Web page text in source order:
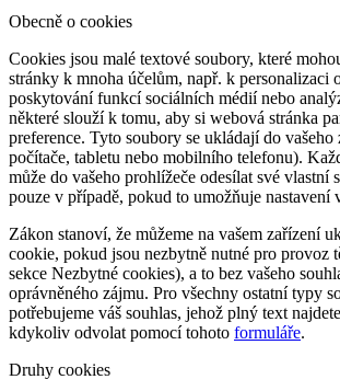
Obecně o cookies
Cookies jsou malé textové soubory, které
stránky k mnoha účelům, např. k personalizaci
poskytování funkcí sociálních médií nebo
některé slouží k tomu, aby si webová stránka
preference. Tyto soubory se ukládají do vašeho
počítače, tabletu nebo mobilního telefonu).
může do vašeho prohlížeče odesílat své vlastní
pouze v případě, pokud to umožňuje nastavení
Zákon stanoví, že můžeme na vašem zařízení
cookie, pokud jsou nezbytně nutné pro provoz
sekce Nezbytné cookies), a to bez vašeho
oprávněného zájmu. Pro všechny ostatní typy
potřebujeme váš souhlas, jehož plný text najdete
kdykoliv odvolat pomocí tohoto formuláře.
Druhy cookies